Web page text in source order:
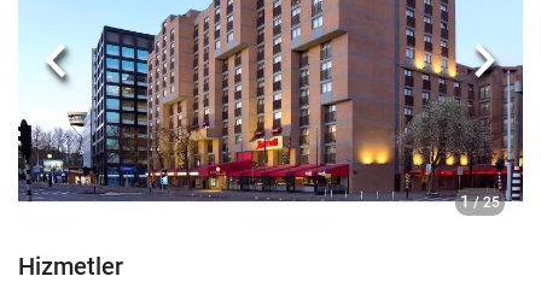
1 / 25
Önceki
Hizmetler